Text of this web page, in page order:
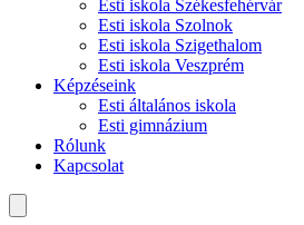
Esti iskola Székesfehérvár
Esti iskola Szolnok
Esti iskola Szigethalom
Esti iskola Veszprém
Képzéseink
Esti általános iskola
Esti gimnázium
Rólunk
Kapcsolat